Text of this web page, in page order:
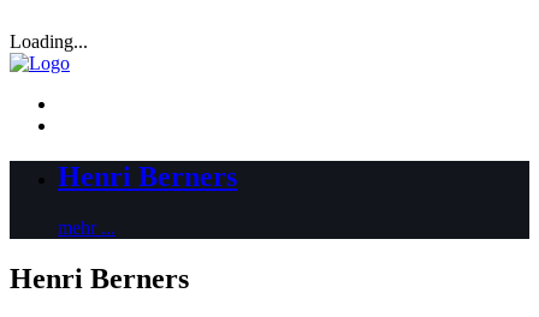
Loading...
Henri Berners
mehr ...
Henri Berners